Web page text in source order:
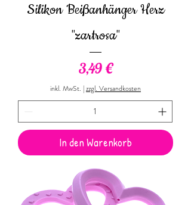
Silikon Beißanhänger Herz
"zartrosa"
Preis
3,49 €
inkl. MwSt. |zzgl. Versandkosten
In den Warenkorb